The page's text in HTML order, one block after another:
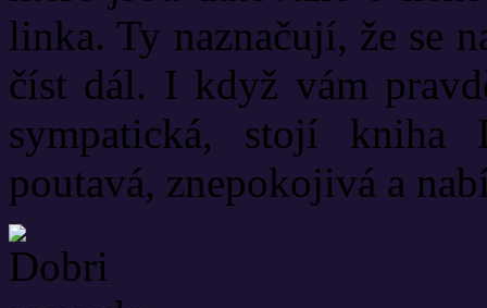
linka. Ty naznačují, že se
číst dál. I když vám
sympatická, stojí kniha
poutavá, znepokojivá a